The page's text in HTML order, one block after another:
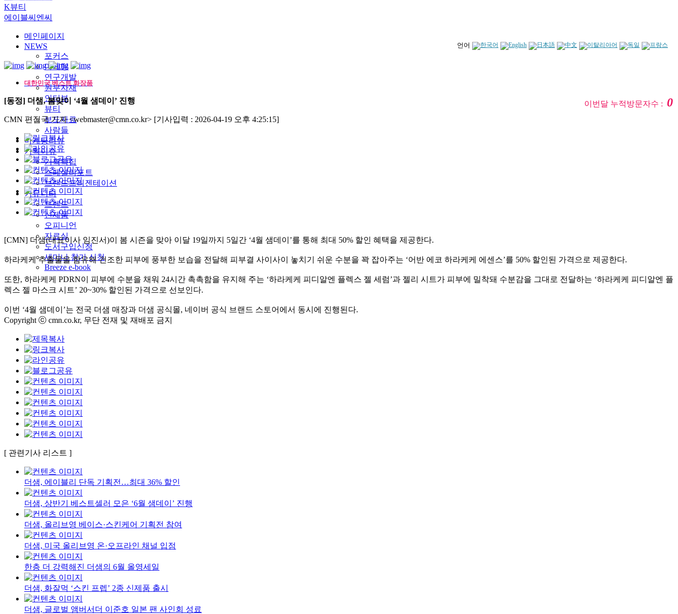
K뷰티
에이블씨엔씨
언어
메인페이지
NEWS
포커스
마케팅
연구개발
원부자재
인터뷰
뷰티
보도자료
사람들
마케팅리뷰
기획이슈
기획특집
스페셜리포트
브랜드프리젠테이션
커뮤니티
트렌드
신제품
오피니언
자료실
도서구입신청
세미나 참가 신청
Breeze e-book
대한민국 베스트 화장품
이번달 누적방문자수 :0
[동정] 더샘, 봄맞이 ‘4월 샘데이’ 진행
CMN 편집국 기자 <webmaster@cmn.co.kr> [기사입력 : 2026-04-19 오후 4:25:15]
[CMN] 더샘(대표이사 임진서)이 봄 시즌을 맞아 이달 19일까지 5일간 ‘4월 샘데이’를 통해 최대 50% 할인 혜택을 제공한다.
하라케케 추출물을 함유해 건조한 피부에 풍부한 보습을 전달해 피부결 사이사이 놓치기 쉬운 수분을 꽉 잡아주는 ‘어반 에코 하라케케 에센스’를 50% 할인된 가격으로 제공한다.
또한, 하라케케 PDRN이 피부에 수분을 채워 24시간 촉촉함을 유지해 주는 ‘하라케케 피디알엔 플렉스 젤 세럼’과 젤리 시트가 피부에 밀착돼 수분감을 그대로 전달하는 ‘하라케케 피디알엔 플
렉스 젤 마스크 시트’ 20~30% 할인된 가격으로 선보인다.
이번 ‘4월 샘데이’는 전국 더샘 매장과 더샘 공식몰, 네이버 공식 브랜드 스토어에서 동시에 진행된다.
Copyright ⓒ cmn.co.kr, 무단 전재 및 재배포 금지
[ 관련기사 리스트 ]
더샘, 에이블리 단독 기획전…최대 36% 할인
더샘, 상반기 베스트셀러 모은 ‘6월 샘데이’ 진행
더샘, 올리브영 베이스·스킨케어 기획전 참여
더샘, 미국 올리브영 온·오프라인 채널 입점
한층 더 강력해진 더샘의 6월 올영세일
더샘, 화잘먹 ‘스킨 프렙’ 2종 신제품 출시
더샘, 글로벌 앰버서더 이준호 일본 팬 사인회 성료